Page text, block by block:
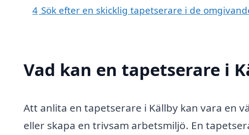
4 Sök efter en skicklig tapetserare i de
Vad kan en tapetserare i
Att anlita en tapetserare i Källby kan vara en
eller skapa en trivsam arbetsmiljö. En